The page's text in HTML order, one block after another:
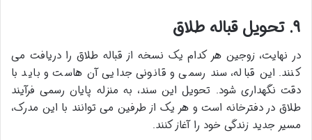
۹. تحویل قباله طلاق
در نهایت، زوجین هر کدام یک نسخه از قباله طلاق را دریافت می
کنند. این قباله، سند رسمی و قانونی جدایی آن هاست و باید با
دقت نگهداری شود. تحویل این سند، به منزله پایان رسمی فرآیند
طلاق در دفترخانه است و هر یک از طرفین می توانند با این مدرک،
مسیر جدید زندگی خود را آغاز کنند.